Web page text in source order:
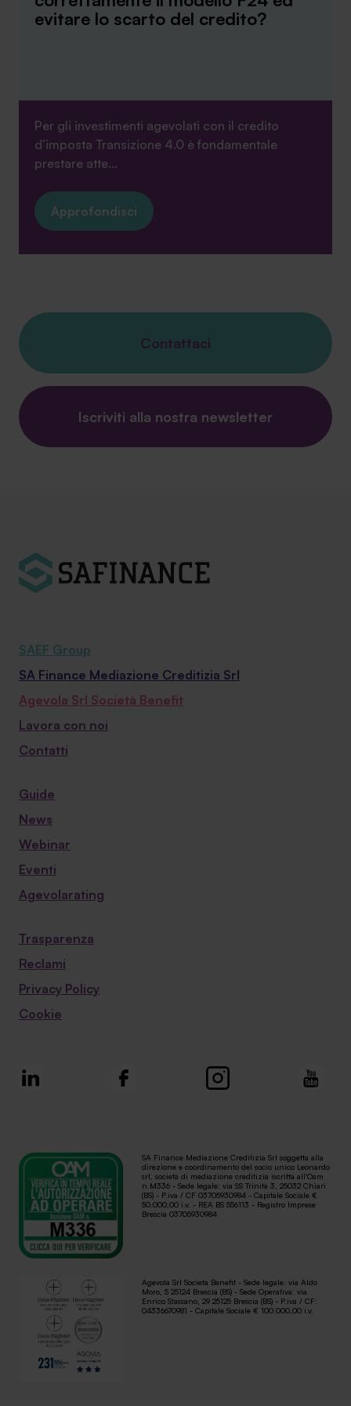
evitare lo scarto del credito?
Per gli investimenti agevolati con il credito
d’imposta Transizione 4.0 è fondamentale
prestare atte...
Approfondisci
Contattaci
Iscriviti alla nostra newsletter
SAEF Group
SA Finance Mediazione Creditizia Srl
Agevola Srl Società Benefit
Lavora con noi
Contatti
Guide
News
Webinar
Eventi
Agevolarating
Trasparenza
Reclami
Privacy Policy
Cookie
SA Finance Mediazione Creditizia Srl soggetta alla
direzione e coordinamento del socio unico Leonardo
srl, società di mediazione creditizia iscritta all'Oam
n.M336 - Sede legale: via SS Trinità 3, 25032 Chiari
(BS) - P.iva / CF 03705930984 - Capitale Sociale €
50.000,00 i.v. - REA BS 556113 - Registro Imprese
Brescia 03705930984
Agevola Srl Società Benefit - Sede legale: via Aldo
Moro, 5 25124 Brescia (BS) - Sede Operativa: via
Enrico Stassano, 29 25125 Brescia (BS) - P.iva / CF:
04336670981 - Capitale Sociale € 100.000,00 i.v.